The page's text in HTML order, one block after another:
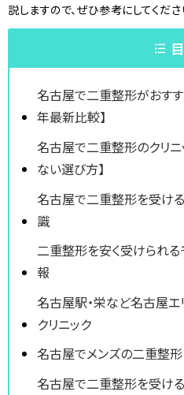
説しますので、ぜひ参考にしてくださ
名古屋で二重整形がおす
年最新比較】
名古屋で二重整形のクリニ
ない選び方】
名古屋で二重整形を受け
識
二重整形を安く受けられる
報
名古屋駅・栄など名古屋
クリニック
名古屋でメンズの二重整
名古屋で二重整形を受け